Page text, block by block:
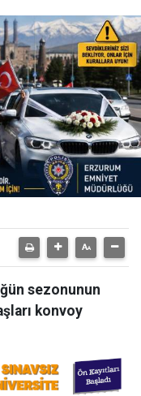
sezonunun
konvoy